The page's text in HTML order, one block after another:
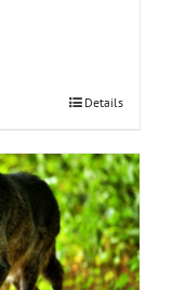
Details